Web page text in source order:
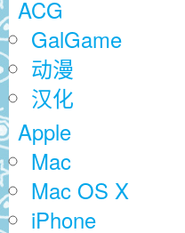
ACG
GalGame
动漫
汉化
Apple
Mac
Mac OS X
iPhone